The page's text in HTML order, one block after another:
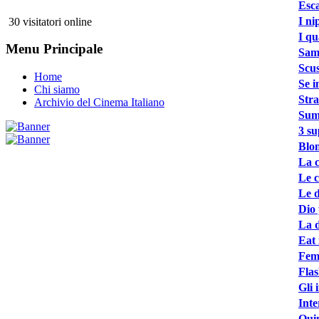
30 visitatori online
Menu Principale
Home
Chi siamo
Archivio del Cinema Italiano
I
I
Se
3
La
Le
Le
Dio
La
Eat
Gli